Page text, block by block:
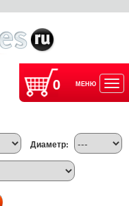
0 МЕНЮ
Диаметр: